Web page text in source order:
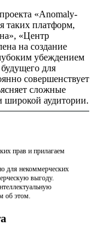
«Anomaly-
таких платформ,
«Центр
на создание
убеждением
для
совершенствует
сложные
аудитории.
прав и прилагаем
для некоммерческих
выгоду.
об этом.